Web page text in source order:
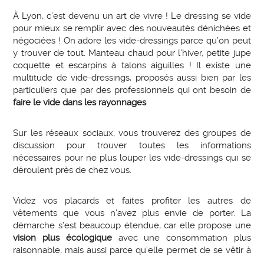
À Lyon, c’est devenu un art de vivre ! Le dressing se vide
pour mieux se remplir avec des nouveautés dénichées et
négociées ! On adore les vide-dressings parce qu’on peut
y trouver de tout. Manteau chaud pour l’hiver, petite jupe
coquette et escarpins à talons aiguilles ! Il existe une
multitude de vide-dressings, proposés aussi bien par les
particuliers que par des professionnels qui ont besoin de
faire le vide dans les rayonnages.
Sur les réseaux sociaux, vous trouverez des groupes de
discussion pour trouver toutes les informations
nécessaires pour ne plus louper les vide-dressings qui se
déroulent près de chez vous.
Videz vos placards et faites profiter les autres de
vêtements que vous n’avez plus envie de porter. La
démarche s’est beaucoup étendue, car elle propose une
vision plus écologiqueavec une consommation plus
raisonnable, mais aussi parce qu’elle permet de se vêtir à